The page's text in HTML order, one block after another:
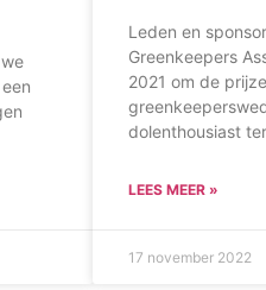
Leden en
Greenkeepers
2021 om de
dolenthousiast
LEES MEER »
17 november 2022